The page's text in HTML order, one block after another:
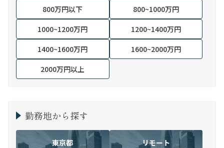
800万円以下
800~1000万円
1000~1200万円
1200~1400万円
1400~1600万円
1600~2000万円
2000万円以上
勤務地から探す
東京都 リモート